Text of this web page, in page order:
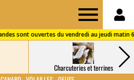
Charcuteries et terrines